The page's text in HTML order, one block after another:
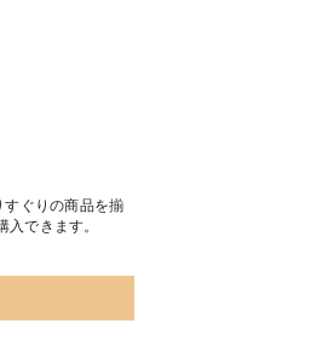
すぐりの商品を揃
できます。